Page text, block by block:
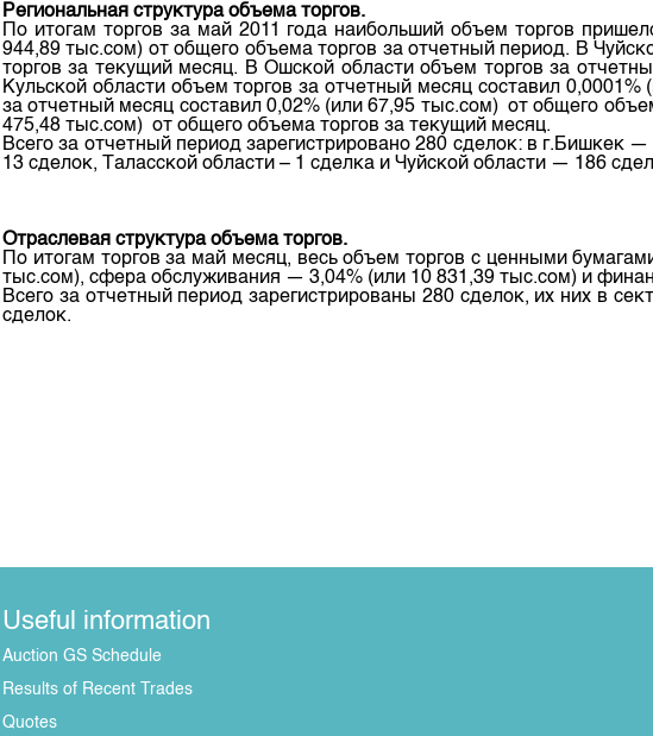
Региональная структура объема торгов.
По итогам торгов за май 2011 года наибольший объем торгов
944,89 тыс.сом) от общего объема торгов за отчетный период. В
торгов за текущий месяц. В Ошской области объем торгов за
Кульской области объем торгов за отчетный месяц составил
за отчетный месяц составил 0,02% (или 67,95 тыс.сом) от общего
475,48 тыс.сом) от общего объема торгов за текущий месяц.
Всего за отчетный период зарегистрировано 280 сделок: в
13 сделок, Таласской области – 1 сделка и Чуйской области — 186
Отраслевая структура объема торгов.
По итогам торгов за май месяц, весь объем торгов с ценными
тыс.сом), сфера обслуживания — 3,04% (или 10 831,39 тыс.сом) и
Всего за отчетный период зарегистрированы 280 сделок, их них в
сделок.
Useful information
Auction GS Schedule
Results of Recent Trades
Quotes